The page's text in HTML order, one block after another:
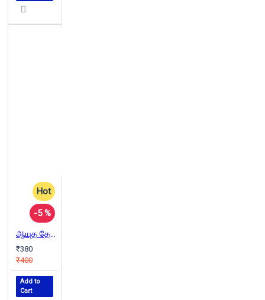
Hot
-5 %
ஆயுத தேசம் - கொங்கு நாட்டின் தொழில்நுட்ப வரலாறு
₹380
₹400
Add to
Cart